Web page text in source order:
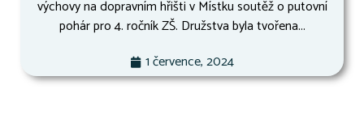
výchovy na dopravním hřišti v Místku soutěž o putovní
pohár pro 4. ročník ZŠ. Družstva byla tvořena...
1 července, 2024